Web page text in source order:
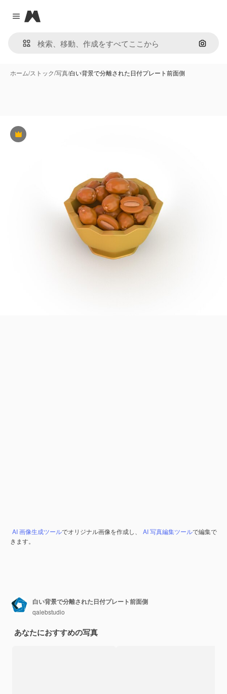
Close menu
Magnific
画像で
ホーム/ストック/写真/白い背景で分離された日付プレート前面側
Premium
AI 画像生成ツールでオリジナル画像を作成し、 AI 写真編集ツールで編集で
きます。
白い背景で分離された日付プレート前面側
qalebstudio
あなたにおすすめの写真